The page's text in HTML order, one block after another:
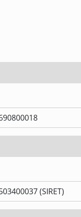
(SIRET)